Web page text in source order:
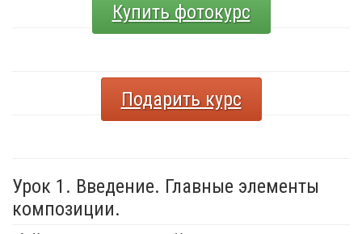
Купить фотокурс
Подарить курс
Урок 1. Введение. Главные элементы
композиции.